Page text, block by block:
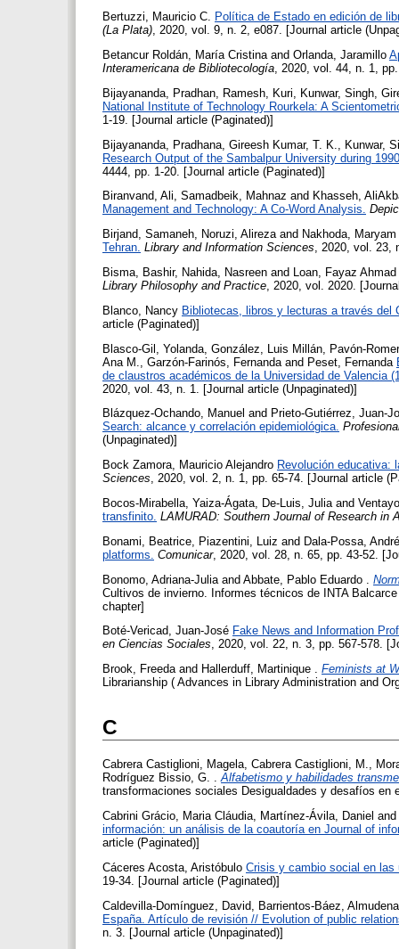
Bertuzzi, Mauricio C. Política de Estado en edición de
(La Plata), 2020, vol. 9, n. 2, e087. [Journal article
Betancur Roldán, María Cristinaand Orlanda, Jaramillo
Interamericana de Bibliotecología, 2020, vol. 44, n. 1,
Bijayananda, Pradhan
Ramesh, Kuri Kunwar, Singh
National Institute of Technology Rourkela: A
1-19. [Journal article (Paginated)]
Bijayananda, Pradhana Gireesh Kumar, T. K.
Kunwar,
Research Output of the Sambalpur University during
4444, pp. 1-20. [Journal article (Paginated)]
Biranvand, Ali, Samadbeik, Mahnaz and Khasseh,
Management and Technology: A Co-Word Analysis.
Birjand, Samaneh, Noruzi, Alirezaand Nakhoda, Maryam
Tehran. Library and Information Sciences, 2020, vol. 23,
Bisma, Bashir, Nahida, Nasreen and Loan, Fayaz Ahmad
Library Philosophy and Practice, 2020, vol. 2020.
Blanco, Nancy Bibliotecas, libros y lecturas a través del
article (Paginated)]
Blasco-Gil, Yolanda González, Luis Millán Pavón-
Ana M.
Garzón-Farinós, Fernanda and Peset, Fernanda
de claustros académicos de la Universidad de Valencia
2020, vol. 43, n. 1. [Journal article (Unpaginated)]
Blázquez-Ochando, Manuel and Prieto-Gutiérrez, Juan-
Search: alcance y correlación epidemiológica.
(Unpaginated)]
Bock Zamora, Mauricio Alejandro Revolución educativa:
Sciences, 2020, vol. 2, n. 1, pp. 65-74. [Journal article
Bocos-Mirabella, Yaiza-Ágata
De-Luis, Julia and
transfinito. LAMURAD: Southern Journal of Research in
Bonami, Beatrice
Piazentini, Luiz and Dala-Possa, André
platforms. Comunicar, 2020, vol. 28, n. 65, pp. 43-52.
Bonomo, Adriana-Julia and Abbate, Pablo Eduardo
Cultivos de invierno. Informes técnicos de INTA
chapter]
Boté-Vericad, Juan-José Fake News and Information
en Ciencias Sociales, 2020, vol. 22, n. 3, pp. 567-578.
Brook, Freedaand Hallerduff, Martinique . Feminists at
Librarianship ( Advances in Library Administration and
C
Cabrera Castiglioni, Magela, Cabrera Castiglioni, M.,
Rodríguez Bissio, G. .Alfabetismo y habilidades
transformaciones sociales Desigualdades y desafíos
Cabrini Grácio, Maria Cláudia, Martínez-Ávila, Daniel and
información: un análisis de la coautoría en Journal of
article (Paginated)]
Cáceres Acosta, Aristóbulo Crisis y cambio social en las
19-34. [Journal article (Paginated)]
Caldevilla-Domínguez, David Barrientos-Báez, Almudena
España. Artículo de revisión // Evolution of public
n. 3. [Journal article (Unpaginated)]